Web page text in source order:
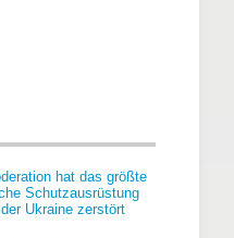
hat das größte
Schutzausrüstung
Ukraine zerstört